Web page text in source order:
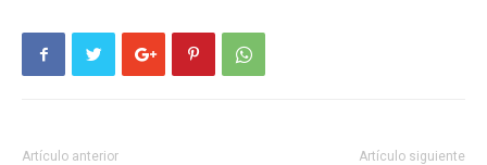
Artículo anterior Artículo siguiente